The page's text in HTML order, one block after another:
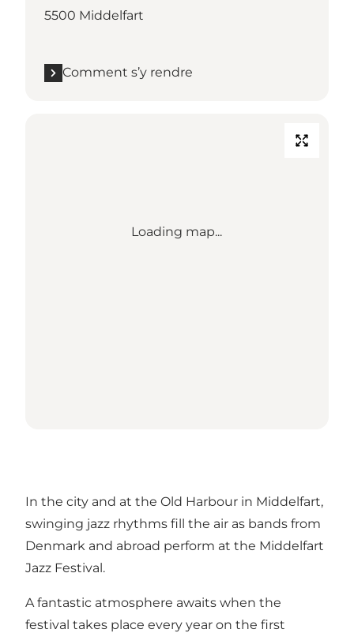
5500 Middelfart
Comment s’y rendre
Loading map...
In the city and at the Old Harbour in Middelfart,
swinging jazz rhythms fill the air as bands from
Denmark and abroad perform at the Middelfart
Jazz Festival.
A fantastic atmosphere awaits when the
festival takes place every year on the first